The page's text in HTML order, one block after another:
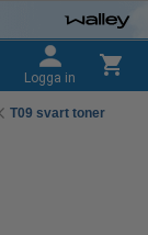
Logga in
T09 svart toner